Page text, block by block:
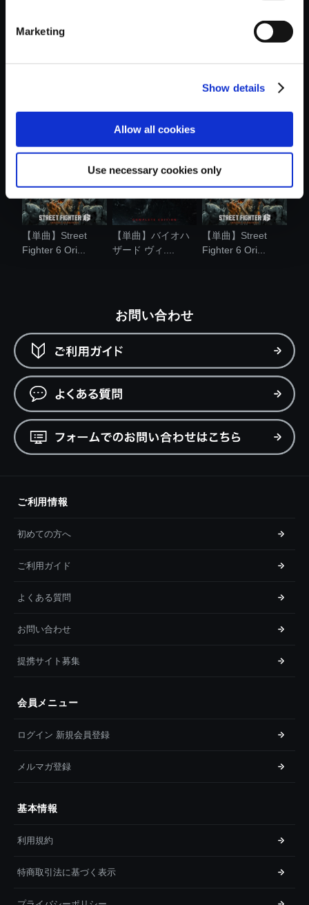
Marketing
Show details
Allow all cookies
Use necessary cookies only
ザードサウン...
ザード RE:4 ...
ンエグゼ サ....
【単曲】Street
Fighter 6 Ori...
【単曲】バイオハ
ザード ヴィ....
【単曲】Street
Fighter 6 Ori...
お問い合わせ
ご利用情報
初めての方へ
ご利用ガイド
よくある質問
お問い合わせ
提携サイト募集
会員メニュー
ログイン 新規会員登録
メルマガ登録
基本情報
利用規約
特商取引法に基づく表示